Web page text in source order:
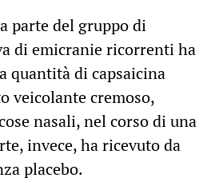
parte del gruppo di
di emicranie ricorrenti ha
quantità di capsaicina
veicolante cremoso,
nasali, nel corso di una
invece, ha ricevuto da
placebo.